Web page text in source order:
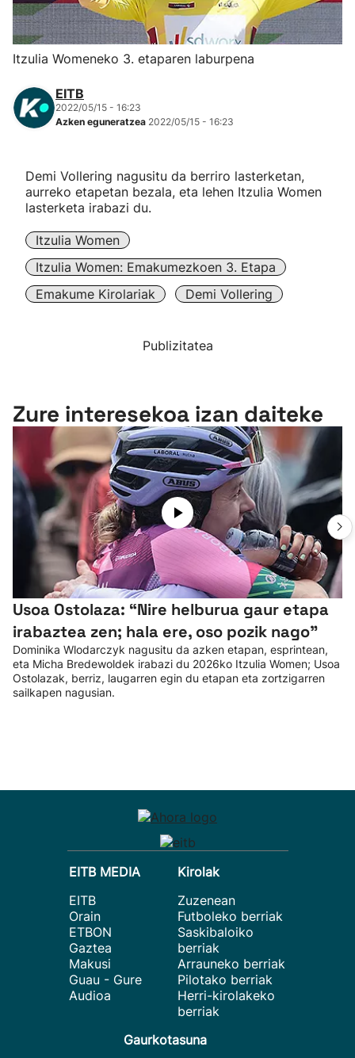
Herri-kirolak
Eskubaloia
Kirolak 360
Mendi-lasterketak
Kirol gehiago
"Helmuga"
Itzulia Womeneko 3. etaparen laburpena
EITB
2022/05/15 - 16:23
Azken eguneratzea 2022/05/15 - 16:23
Demi Vollering nagusitu da berriro lasterketan,
aurreko etapetan bezala, eta lehen Itzulia Women
lasterketa irabazi du.
Itzulia Women
Itzulia Women: Emakumezkoen 3. Etapa
Emakume Kirolariak
Demi Vollering
Publizitatea
Zure interesekoa izan daiteke
Usoa Ostolaza: “Nire helburua gaur etapa
irabaztea zen; hala ere, oso pozik nago”
Dominika Wlodarczyk nagusitu da azken etapan, esprintean,
eta Micha Bredewoldek irabazi du 2026ko Itzulia Women; Usoa
Ostolazak, berriz, laugarren egin du etapan eta zortzigarren
sailkapen nagusian.
EITB MEDIA
EITB
Orain
ETBON
Gaztea
Makusi
Guau - Gure
Audioa
Kirolak
Zuzenean
Futboleko berriak
Saskibaloiko
berriak
Arrauneko berriak
Pilotako berriak
Herri-kirolakeko
berriak
Gaurkotasuna